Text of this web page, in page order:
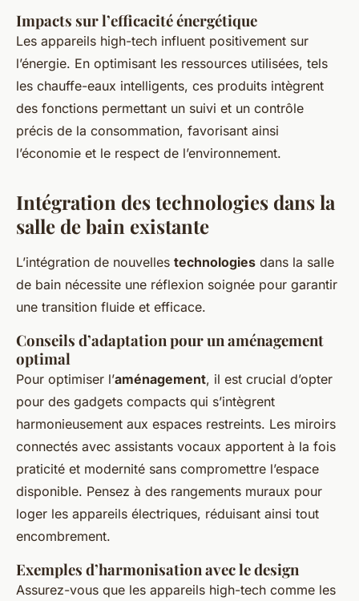
Impacts sur l’efficacité énergétique
Les appareils high-tech influent positivement sur
l’énergie. En optimisant les ressources utilisées, tels
les chauffe-eaux intelligents, ces produits intègrent
des fonctions permettant un suivi et un contrôle
précis de la consommation, favorisant ainsi
l’économie et le respect de l’environnement.
Intégration des technologies dans la
salle de bain existante
L’intégration de nouvelles technologies dans la salle
de bain nécessite une réflexion soignée pour garantir
une transition fluide et efficace.
Conseils d’adaptation pour un aménagement
optimal
Pour optimiser l’aménagement, il est crucial d’opter
pour des gadgets compacts qui s’intègrent
harmonieusement aux espaces restreints. Les miroirs
connectés avec assistants vocaux apportent à la fois
praticité et modernité sans compromettre l’espace
disponible. Pensez à des rangements muraux pour
loger les appareils électriques, réduisant ainsi tout
encombrement.
Exemples d’harmonisation avec le design
Assurez-vous que les appareils high-tech comme les